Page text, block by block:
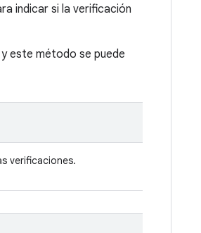
indicar si la verificación
este método se puede
verificaciones.